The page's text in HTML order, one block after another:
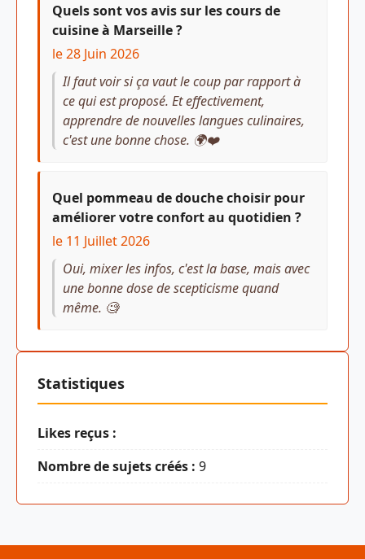
Quels sont vos avis sur les cours de
cuisine à Marseille ?
le 28 Juin 2026
Il faut voir si ça vaut le coup par rapport à
ce qui est proposé. Et effectivement,
apprendre de nouvelles langues culinaires,
c'est une bonne chose. 🌍❤️
Quel pommeau de douche choisir pour
améliorer votre confort au quotidien ?
le 11 Juillet 2026
Oui, mixer les infos, c'est la base, mais avec
une bonne dose de scepticisme quand
même. 🧐
Statistiques
Likes reçus :
Nombre de sujets créés : 9